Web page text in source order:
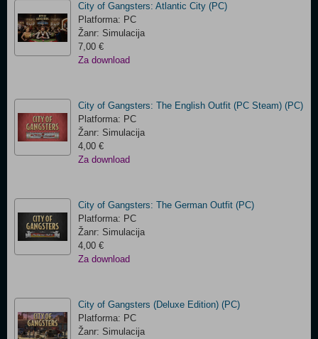
City of Gangsters: Atlantic City (PC)
Platforma: PC
Žanr: Simulacija
7,00 €
Za download
City of Gangsters: The English Outfit (PC Steam) (PC)
Platforma: PC
Žanr: Simulacija
4,00 €
Za download
City of Gangsters: The German Outfit (PC)
Platforma: PC
Žanr: Simulacija
4,00 €
Za download
City of Gangsters (Deluxe Edition) (PC)
Platforma: PC
Žanr: Simulacija